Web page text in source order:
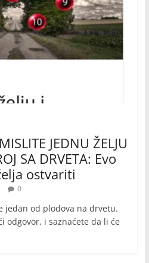
JEDNU ŽELJU
SA DRVETA: Evo
ostvariti
0
jedan od plodova na drvetu.
odgovor, i saznaćete da li će